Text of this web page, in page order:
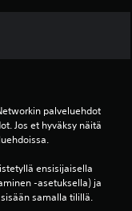
palveluehdot
Jos et hyväksy näitä
ensisijaisella
-asetuksella) ja
samalla tilillä.